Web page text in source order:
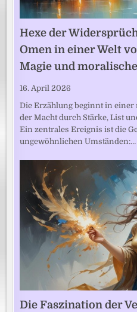
Hexe der
Omen in einer Welt
Magie und
16. April 2026
Die Erzählung beginnt in einer
der Macht durch Stärke, List
Ein zentrales Ereignis ist die
ungewöhnlichen
Die Faszination der